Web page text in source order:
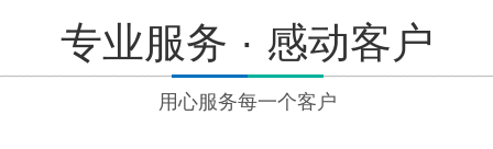
专业服务 · 感动客户
用心服务每一个客户